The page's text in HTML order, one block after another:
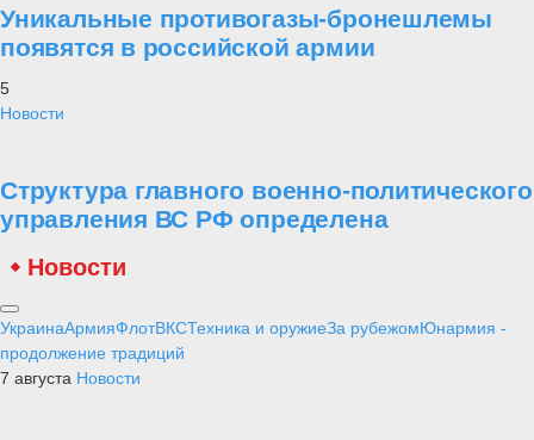
Уникальные противогазы-бронешлемы
появятся в российской армии
5
Новости
Структура главного военно-политического
управления ВС РФ определена
Новости
УкраинаАрмияФлотВКСТехника и оружиеЗа рубежомЮнармия -
продолжение традиций
7 августа Новости